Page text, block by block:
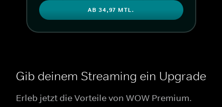
AB 34,97 MTL.
Gib deinem Streaming ein Upgrade
Erleb jetzt die Vorteile von WOW Premium.